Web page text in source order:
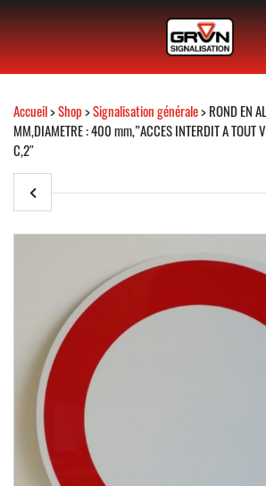
Accueil>Shop>Signalisation générale> ROND EN
MM,DIAMETRE : 400 mm,”ACCES INTERDIT A TOUT
C,2″